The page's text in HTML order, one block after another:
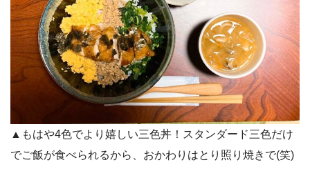
▲もはや4色でより嬉しい三色丼！スタンダード三色だけ
でご飯が食べられるから、おかわりはとり照り焼きで(笑)